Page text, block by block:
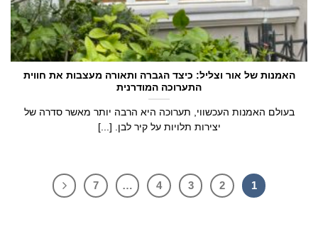
האמנות של אור וצליל: כיצד הגברה ותאורה מעצבות את חווית
התערוכה המודרנית
בעולם האמנות העכשווי, תערוכה היא הרבה יותר מאשר סדרה של
יצירות תלויות על קיר לבן. [...]
1
2
3
4
…
7